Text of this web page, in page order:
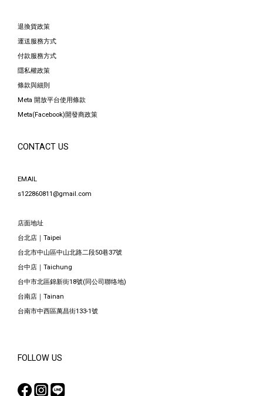
退換貨政策
運送服務方式
付款服務方式
隱私權政策
條款與細則
Meta 開放平台使用條款
Meta(Facebook)開發商政策
CONTACT US
EMAIL
s122860811@gmail.com
店面地址
台北店｜Taipei
台北市中山區中山北路二段50巷37號
台中店｜Taichung
台中市北區錦新街18號(同公司聯络地)
台南店｜Tainan
台南市中西區萬昌街133-1號
FOLLOW US